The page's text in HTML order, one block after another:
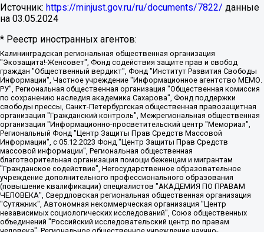
Источник: https://minjust.gov.ru/ru/documents/7822/ данные
на 03.05.2024
* Реестр иностранных агентов:
Калининградская региональная общественная организация "Экозащита!-Женсовет", Фонд содействия защите прав и свобод граждан "Общественный вердикт", Фонд "Институт Развития Свободы Информации", Частное учреждение "Информационное агентство МЕМО. РУ", Региональная общественная организация "Общественная комиссия по сохранению наследия академика Сахарова", Фонд поддержки свободы прессы, Санкт-Петербургская общественная правозащитная организация "Гражданский контроль", Межрегиональная общественная организация "Информационно-просветительский центр "Мемориал", Региональный Фонд "Центр Защиты Прав Средств Массовой Информации", с 05.12.2023 Фонд "Центр Защиты Прав Средств массовой информации", Региональная общественная благотворительная организация помощи беженцам и мигрантам "Гражданское содействие", Негосударственное образовательное учреждение дополнительного профессионального образования (повышение квалификации) специалистов "АКАДЕМИЯ ПО ПРАВАМ ЧЕЛОВЕКА", Свердловская региональная общественная организация "Сутяжник", Автономная некоммерческая организация "Центр независимых социологических исследований", Союз общественных объединений "Российский исследовательский центр по правам человека", Региональное общественное учреждение научно-информационный центр "МЕМОРИАЛ", Некоммерческая организация "Фонд защиты гласности", Автономная некоммерческая организация "Институт прав человека", Городская общественная организация "Екатеринбургское общество "МЕМОРИАЛ", Городская общественная организация "Рязанское историко-просветительское и правозащитное общество "Мемориал" (Рязанский Мемориал), Челябинский региональный орган общественной самодеятельности – женское общественное объединение "Женщины Евразии", Челябинский региональный орган общественной самодеятельности "Уральская правозащитная группа", Фонд содействия защите здоровья и социальной справедливости имени Андрея Рылькова, Автономная Некоммерческая Организация "Аналитический Центр Юрия Левады", Автономная некоммерческая организация социальной поддержки населения "Проект Апрель", Региональная общественная организация помощи женщинам и детям, находящимся в кризисной ситуации "Информационно-методический центр "Анна", Фонд содействия развитию массовых коммуникаций и правовому просвещению "Так-так-Так", Фонд содействия устойчивому развитию "Серебряная тайга", Свердловский региональный общественный фонд социальных проектов "Новое время", "Idel.Реалии", Кавказ.Реалии, Крым.Реалии, Телеканал Настоящее Время, Татаро-башкирская служба Радио Свобода (Azatliq Radiosi), Радио Свободная Европа/Радио Свобода (PCE/PC), "Сибирь.Реалии", "Фактограф", Благотворительный фонд помощи осужденным и их семьям, Автономная некоммерческая организация "Институт глобализации и социальных движений", Фонд "В защиту прав заключенных", Частное учреждение "Центр поддержки и содействия развитию средств массовой информации", Пензенский региональный общественный благотворительный фонд "Гражданский союз", "Север.Реалии", Некоммерческая организация Фонд "Правовая инициатива", Общество с ограниченной ответственностью "Радио Свободная Европа/Радио Свобода", Чешское информационное агентство "MEDIUM-ORIENT", Красноярская региональная общественная организация "Мы против СПИДа", Камалягин Денис Николаевич, Маркелов Сергей Евгеньевич, Пономарев Лев Александрович, Савицкая Людмила Алексеевна, Автономная некоммерческая организация "Центр по работе с проблемой насилия "НАСИЛИЮ.НЕТ", Межрегиональный профессиональный союз работников здравоохранения "Альянс врачей", Юридическое лицо, зарегистрированное в Латвийской Республике, SIA "Medusa Project" (регистрационный номер 40103797863, дата регистрации 10.06.2014), Некоммерческая организация "Фонд по борьбе с коррупцией", Автономная некоммерческая организация "Институт права и публичной политики", Баданин Роман Сергеевич, Гликин Максим Александрович, Железнова Мария Михайловна, Лукьянова Юлия Сергеевна, Маетная Елизавета Витальевна, Маняхин Петр Борисович, Чуракова Ольга Владимировна, Ярош Юлия Петровна, Юридическое лицо "The Insider SIA", зарегистрированное в Риге, Латвийская Республика (дата регистрации 26.06.2015), являющееся администратором доменного имени интернет-издания "The Insider SIA", https://theins.ru, Постернак Алексей Евгеньевич, Рубин Михаил Аркадьевич, Анин Роман Александрович, Юридическое лицо Istories fonds, зарегистрированное в Латвийской Республике (регистрационный номер 50008295751, дата регистрации 24.02.2020), Великовский Дмитрий Александрович, Долинина Ирина Николаевна, Мароховская Алеся Алексеевна, Шлейнов Роман Юрьевич, Шмагун Олеся Валентиновна, Общество с ограниченной ответственностью "Альтаир 2021", Общество с ограниченной ответственностью "Вега 2021", Общество с ограниченной ответственностью "Главный редактор 2021", Общество с ограниченной ответственностью "Ромашки монолит", Важенков Артем Валерьевич, Ивановская областная общественная организация "Центр гендерных исследований", Гурман Юрий Альбертович, Медиапроект "ОВД-Инфо", Егоров Владимир Владимирович, Жилинский Владимир Александрович, Общество с ограниченной ответственностью "ЗП", Иванова София Юрьевна, Карезина Инна Павловна, Кильтау Екатерина Викторовна, Петров Алексей Викторович, Пискунов Сергей Евгеньевич, Смирнов Сергей Сергеевич, Тихонов Михаил Сергеевич, Общество с ограниченной ответственностью "ЖУРНАЛИСТ-ИНОСТРАННЫЙ АГЕНТ", Арапова Галина Юрьевна, Вольтская Татьяна Анатольевна, Американская компания "Mason G.E.S. Anonymous Foundation" (США), являющаяся владельцем интернет-издания https://mnews.world/, Компания "Stichting Bellingcat", зарегистрированная в Нидерландах (дата регистрации 11.07.2018), Захаров Андрей Вячеславович, Клепиковская Екатерина Дмитриевна, Общество с ограниченной ответственностью "МЕМО", Перл Роман Александрович, Симонов Евгений Алексеевич, Соловьева Елена Анатольевна, Сотников Даниил Владимирович, Сурначева Елизавета Дмитриевна, Автономная некоммерческая организация по защите прав человека и информированию населения "Якутия – Наше Мнение", Общество с ограниченной ответственностью "Москоу диджитал медиа", с 26.01.2023 Общество с ограниченной ответственностью "Чайка Белые сады", Ветошкина Валерия Валерьевна, Заговора Максим Александрович, Межрегиональное общественное движение "Российская ЛГБТ - сеть", Оленичев Максим Владимирович, Павлов Иван Юрьевич, Скворцова Елена Сергеевна, Общество с ограниченной ответственностью "Как бы инагент", Кочетков Игорь Викторович, Общество с ограниченной ответственностью "Честные выборы", Еланчик Олег Александрович, Общество с ограниченной ответственностью "Нобелевский призыв", Гималова Регина Эмилевна, Григорьев Андрей Валерьевич, Григорьева Алина Александровна, Ассоциация по содействию защите прав призывников, альтернативнослужащих и военнослужащих "Правозащитная группа "Гражданин.Армия.Право", Хисамова Регина Фаритовна, Автономная некоммерческая организация по реализации социально-правовых программ "Лилит", Дальневосточное общественное движение "Маяк", Санкт-Петербургская ЛГБТ-инициативная группа "Выход", Инициативная группа ЛГБТ+ "Реверс", Алексеев Андрей Викторович, Бекбулатова Таисия Львовна, Беляев Иван Михайлович, Владыкина Елена Сергеевна, Гельман Марат Александрович, Никульшина Вероника Юрьевна, Толоконникова Надежда Андреевна, Шендерович Виктор Анатольевич, Общество с ограниченной ответственностью "Данное сообщение", Общество с ограниченной ответственностью Издательский дом "Новая глава", Айнбиндер Александра Александровна, Московский комьюнити-центр для ЛГБТ+инициатив, Благотворительный фонд развития филантропии, Deutsche Welle (Германия, Kurt-Schumacher-Strasse 3, 53113 Bonn), Борзунова Мария Михайловна, Воробьев Виктор Викторович, Голубева Анна Львовна, Константинова Алла Михайловна, Малкова Ирина Владимировна, Мурадов Мурад Абдулгалимович, Осетинская Елизавета Николаевна, Понасенков Евгений Николаевич, Ганапольский Матвей Юрьевич, Киселев Евгений Алексеевич, Борухович Ирина Григорьевна, Дремин Иван Тимофеевич, Дубровский Дмитрий Викторович, Красноярская региональная общественная организация поддержки и развития альтернативных образовательных технологий и межкультурных коммуникаций "ИНТЕРРА", Маяковская Екатерина Алексеевна, Фейгин Марк Захарович, Филимонов Андрей Викторович, Дзугкоева Регина Николаевна, Доброхотов Роман Александрович, Дудь Юрий Александрович, Елкин Сергей Владимирович, Кругликов Кирилл Игоревич, Сабунаева Мария Леонидовна, Семенов Алексей Владимирович, Шаинян Карен Багратович, Шульман Екатерина Михайловна, Асафьев Артур Валерьевич, Вахштайн Виктор Семенович, Венедиктов Алексей Алексеевич, Лушникова Екатерина Евгеньевна, Волков Леонид Михайлович, Невзоров Александр Глебович, Пархоменко Сергей Борисович, Сироткин Ярослав Николаевич, Кара-Мурза Владимир Владимирович, Баранова Наталья Владимировна, Гозман Леонид Яковлевич, Кагарлицкий Борис Юльевич, Климарев Михаил Валерьевич, Милов Владимир Станиславович, Автономная некоммерческая организация Краснодарский центр современного искусства "Типография", Моргенштерн Алишер Тагирович, Соболь Любовь Эдуардовна, Общество с ограниченной ответственностью "ЛИЗА НОРМ", Каспаров Гарри Кимович, Ходорковский Михаил Борисович, Общество с ограниченной ответственностью "Апрельские тезисы", Данилович Ирина Брониславовна, Кашин Олег Владимирович, Петров Николай Владимирович, Пивоваров Алексей Владимирович, Соколов Михаил Владимирович, Цветкова Юлия Владимировна, Чичваркин Евгений Александрович, Комитет против пыток/Команда против пыток, Общество с ограниченной ответственностью "Первый научный", Общество с ограниченной ответственностью "Вертолет и ко", Белоцерковская Вероника Борисовна, Кац Максим Евгеньевич, Лазарева Татьяна Юрьевна, Шаведдинов Руслан Табризович, Яшин Илья Валерьевич, Общество с ограниченной ответственностью "Иноагент ААВ", Алешковский Дмитрий Петрович, Альбац Евгения Марковна, Быков Дмитрий Львович, Галямина Юлия Евгеньевна, Лойко Сергей Леонидович, Мартынов Кирилл Константинович, Медведев Сергей Александрович, Крашенинников Федор Геннадиевич, Гордеева Катерина Вл